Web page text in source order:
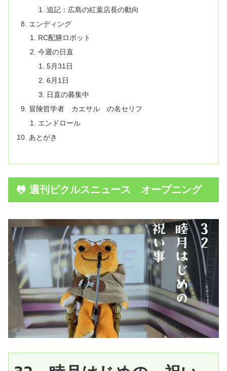
追記：広島の紅葉店長の動向
エンディング
RC配膳ロボット
今週の日直
5月31日
6月1日
日直の募集中
冒険哲学者 カエサル の名セリフ
エンドロール
あとがき
🐸 週刊ピクルスニュース オープニング